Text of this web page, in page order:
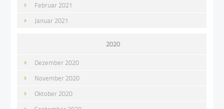
Februar 2021
Januar 2021
2020
Dezember 2020
November 2020
Oktober 2020